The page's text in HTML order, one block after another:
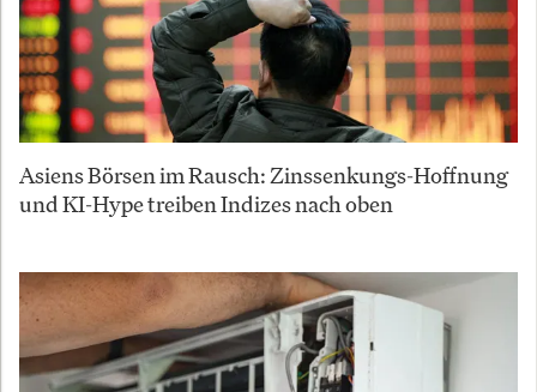
Asiens Börsen im Rausch: Zinssenkungs-Hoffnung
und KI-Hype treiben Indizes nach oben